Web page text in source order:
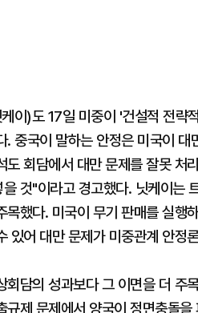
이)도 17일 미중이 '건설적 전략
. 중국이 말하는 안정은 미국이 대
도 회담에서 대만 문제를 잘못 처
것"이라고 경고했다. 닛케이는
목했다. 미국이 무기 판매를 실행
있어 대만 문제가 미중관계 안정
회담의 성과보다 그 이면을 더 주
규제 문제에서 양국이 정면충돌